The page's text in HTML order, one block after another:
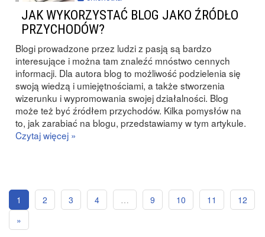
JAK WYKORZYSTAĆ BLOG JAKO ŹRÓDŁO
PRZYCHODÓW?
Blogi prowadzone przez ludzi z pasją są bardzo
interesujące i można tam znaleźć mnóstwo cennych
informacji. Dla autora blog to możliwość podzielenia się
swoją wiedzą i umiejętnościami, a także stworzenia
wizerunku i wypromowania swojej działalności. Blog
może też być źródłem przychodów. Kilka pomysłów na
to, jak zarabiać na blogu, przedstawiamy w tym artykule.
Czytaj więcej »
1 2 3 4 … 9 10 11
12
»